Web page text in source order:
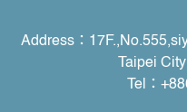
Address：
Taipei
Tel：